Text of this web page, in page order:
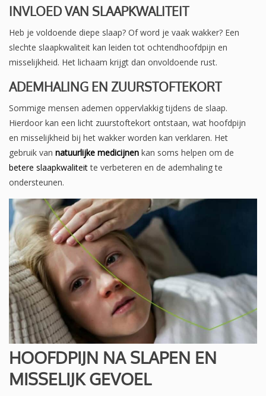
INVLOED VAN SLAAPKWALITEIT
Heb je voldoende diepe slaap? Of word je vaak wakker? Een
slechte slaapkwaliteit kan leiden tot ochtendhoofdpijn en
misselijkheid. Het lichaam krijgt dan onvoldoende rust.
ADEMHALING EN ZUURSTOFTEKORT
Sommige mensen ademen oppervlakkig tijdens de slaap.
Hierdoor kan een licht zuurstoftekort ontstaan, wat hoofdpijn
en misselijkheid bij het wakker worden kan verklaren. Het
gebruik van natuurlijke medicijnen kan soms helpen om de
betere slaapkwaliteitte verbeteren en de ademhaling te
ondersteunen.
HOOFDPIJN NA SLAPEN EN
MISSELIJK GEVOEL